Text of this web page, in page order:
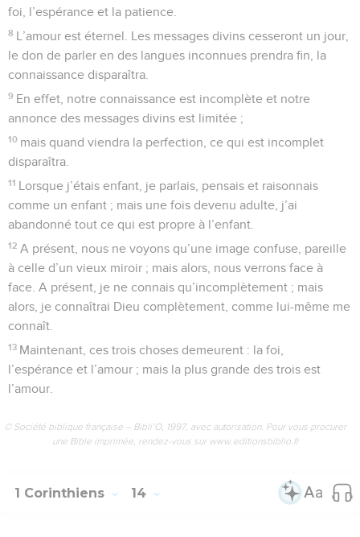
foi, l’espérance et la patience.
8 L’amour est éternel. Les messages divins cesseront un jour,
le don de parler en des langues inconnues prendra fin, la
connaissance disparaîtra.
9 En effet, notre connaissance est incomplète et notre
annonce des messages divins est limitée ;
10 mais quand viendra la perfection, ce qui est incomplet
disparaîtra.
11 Lorsque j’étais enfant, je parlais, pensais et raisonnais
comme un enfant ; mais une fois devenu adulte, j’ai
abandonné tout ce qui est propre à l’enfant.
12 A présent, nous ne voyons qu’une image confuse, pareille
à celle d’un vieux miroir ; mais alors, nous verrons face à
face. A présent, je ne connais qu’incomplètement ; mais
alors, je connaîtrai Dieu complètement, comme lui-même me
connaît.
13 Maintenant, ces trois choses demeurent : la foi,
l’espérance et l’amour ; mais la plus grande des trois est
l’amour.
© Société biblique française – Bibli’O, 1997, avec autorisation. Pour vous procurer
une Bible imprimée, rendez-vous sur www.editionsbiblio.fr
1 Corinthiens 14